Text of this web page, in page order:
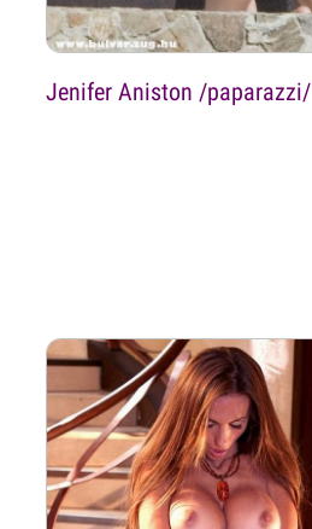
Jenifer Aniston /paparazzi/